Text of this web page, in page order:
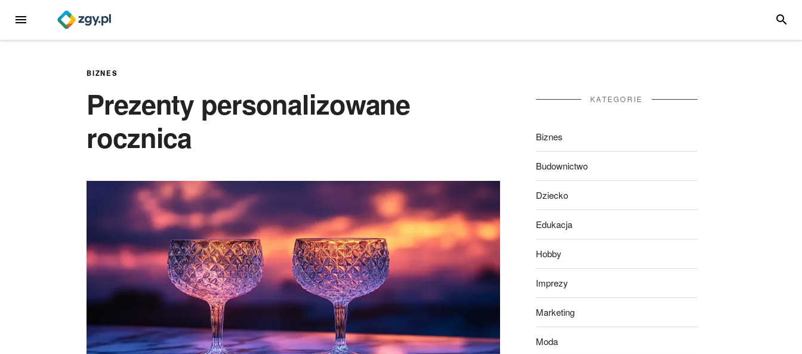
MENU
BIZNES
Prezenty personalizowane
rocznica
KATEGORIE
Biznes
Budownictwo
Dziecko
Edukacja
Hobby
Imprezy
Marketing
Moda